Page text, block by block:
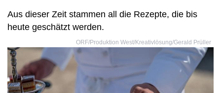
Aus dieser Zeit stammen all die Rezepte, die bis
heute geschätzt werden.
ORF/Produktion West/Kreativlösung/Gerald Prüller